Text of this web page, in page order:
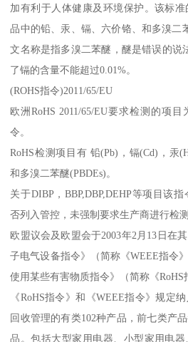
加有利于人体健康及环境保护。该标
品中的铅、汞、镉、六价铬、和多溴二
文名称是指多溴二苯醚，醚是错误的说
了镉的含量不能超过0.01%。
(ROHS指令)2011/65/EU
欧洲RoHS 2011/65/EU要求检测的项
令。
RoHS检测项目有 铅(Pb)，镉(Cd)，汞
和多溴二苯醚(PBDEs)。
关于DIBP，BBP,DBP,DEHP等项目该
否列入管控，未强制要求生产商进行检测
欧盟议会及欧盟会于2003年2月13日在
子电气设备指令》（简称《WEEE指令
使用某些有害物质指令》（简称《RoHS
《RoHS指令》和《WEEE指令》规定
回收管理的有类102种产品，前七类产
品。包括大型家用电器、小型家用电